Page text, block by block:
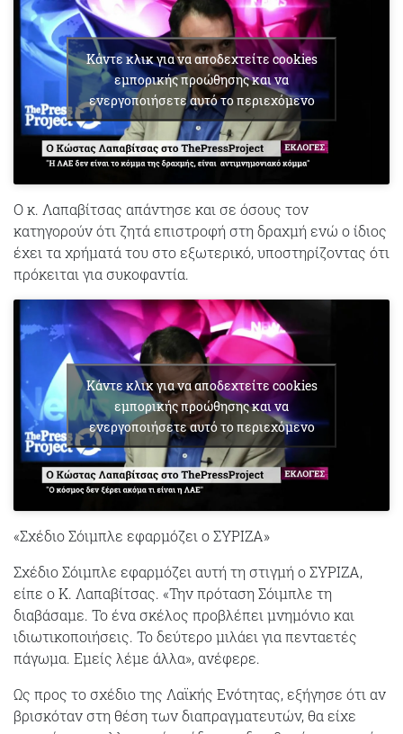
Κάντε κλικ για να αποδεχτείτε cookies
εμπορικής προώθησης και να
ενεργοποιήσετε αυτό το περιεχόμενο
Ο κ. Λαπαβίτσας απάντησε και σε όσους τον
κατηγορούν ότι ζητά επιστροφή στη δραχμή ενώ ο ίδιος
έχει τα χρήματά του στο εξωτερικό, υποστηρίζοντας ότι
πρόκειται για συκοφαντία.
Κάντε κλικ για να αποδεχτείτε cookies
εμπορικής προώθησης και να
ενεργοποιήσετε αυτό το περιεχόμενο
«Σχέδιο Σόιμπλε εφαρμόζει ο ΣΥΡΙΖΑ»
Σχέδιο Σόιμπλε εφαρμόζει αυτή τη στιγμή ο ΣΥΡΙΖΑ,
είπε ο Κ. Λαπαβίτσας. «Την πρόταση Σόιμπλε τη
διαβάσαμε. Το ένα σκέλος προβλέπει μνημόνιο και
ιδιωτικοποιήσεις. Το δεύτερο μιλάει για πενταετές
πάγωμα. Εμείς λέμε άλλα», ανέφερε.
Ως προς το σχέδιο της Λαϊκής Ενότητας, εξήγησε ότι αν
βρισκόταν στη θέση των διαπραγματευτών, θα είχε